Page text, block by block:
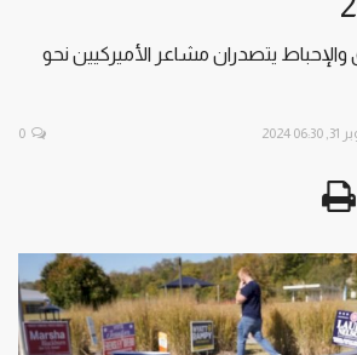
يتصدران مشاعر الأميركيين نحو
06:30
0